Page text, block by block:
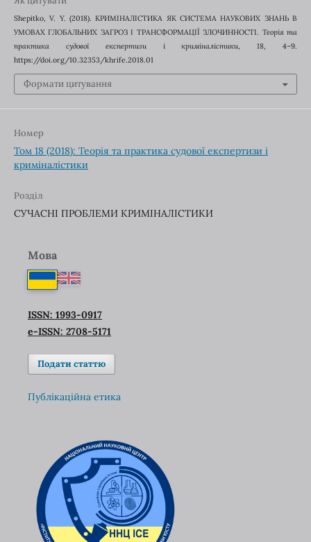
Shepitko, V. Y. (2018). КРИМІНАЛІСТИКА ЯК СИСТЕМА НАУКОВИХ ЗНАНЬ В
УМОВАХ ГЛОБАЛЬНИХ ЗАГРОЗ І ТРАНСФОРМАЦІЇ ЗЛОЧИННОСТІ. Теорія та
практика судової експертизи і криміналістики ,18 , 4–9.
https://doi.org/10.32353/khrife.2018.01
Формати цитування
Номер
Том 18 (2018): Теорія та практика судової експертизи і
криміналістики
Розділ
СУЧАСНІ ПРОБЛЕМИ КРИМІНАЛІСТИКИ
Мова
ISSN: 1993-0917
e-ISSN: 2708-5171
Подати статтю
Публікаційна етика